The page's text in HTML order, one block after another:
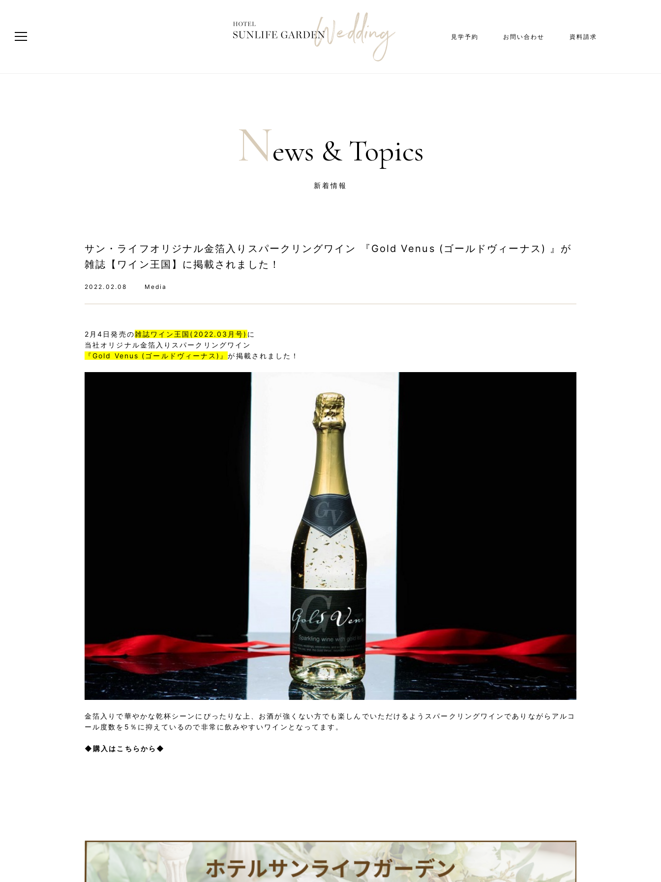
見学予約 お問い合わせ 資料請求
News & Topics
新着情報
サン・ライフオリジナル金箔入りスパークリングワイン 『Gold Venus (ゴールドヴィーナス) 』が
雑誌【ワイン王国】に掲載されました！
2022.02.08 Media
2月4日発売の雑誌ワイン王国(2022.03月号) に
当社オリジナル金箔入りスパークリングワイン
『Gold Venus (ゴールドヴィーナス)』が掲載されました！
金箔入りで華やかな乾杯シーンにぴったりな上、お酒が強くない方でも楽しんでいただけるようスパークリングワインでありながらアルコ
ール度数を5％に抑えているので非常に飲みやすいワインとなってます。
◆購入はこちらから◆